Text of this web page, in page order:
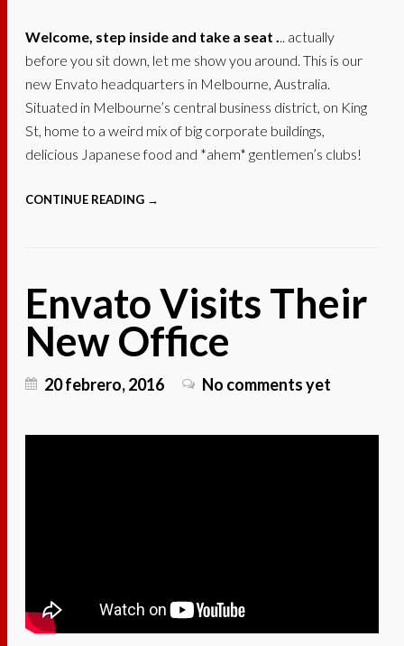
Welcome, step inside and take a seat ... actually
before you sit down, let me show you around. This is our
new Envato headquarters in Melbourne, Australia.
Situated in Melbourne’s central business district, on King
St, home to a weird mix of big corporate buildings,
delicious Japanese food and *ahem* gentlemen’s clubs!
CONTINUE READING →
Envato Visits Their
New Office
20 febrero, 2016 No comments yet